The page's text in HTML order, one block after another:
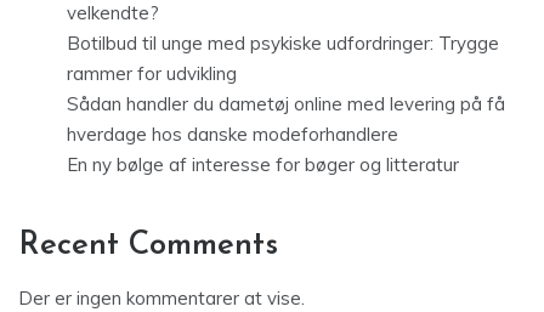
velkendte?
Botilbud til unge med psykiske udfordringer: Trygge
rammer for udvikling
Sådan handler du dametøj online med levering på få
hverdage hos danske modeforhandlere
En ny bølge af interesse for bøger og litteratur
Recent Comments
Der er ingen kommentarer at vise.